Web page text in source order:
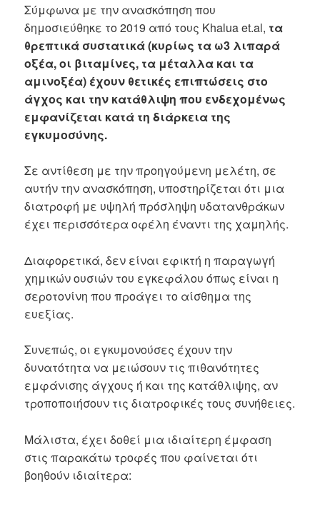
Σύμφωνα με την ανασκόπηση που
δημοσιεύθηκε το 2019 από τους Khalua et.al, τα
θρεπτικά συστατικά (κυρίως τα ω3 λιπαρά
οξέα, οι βιταμίνες, τα μέταλλα και τα
αμινοξέα) έχουν θετικές επιπτώσεις στο
άγχος και την κατάθλιψη που ενδεχομένως
εμφανίζεται κατά τη διάρκεια της
εγκυμοσύνης.
Σε αντίθεση με την προηγούμενη μελέτη, σε
αυτήν την ανασκόπηση, υποστηρίζεται ότι μια
διατροφή με υψηλή πρόσληψη υδατανθράκων
έχει περισσότερα οφέλη έναντι της χαμηλής.
Διαφορετικά, δεν είναι εφικτή η παραγωγή
χημικών ουσιών του εγκεφάλου όπως είναι η
σεροτονίνη που προάγει το αίσθημα της
ευεξίας.
Συνεπώς, οι εγκυμονούσες έχουν την
δυνατότητα να μειώσουν τις πιθανότητες
εμφάνισης άγχους ή και της κατάθλιψης, αν
τροποποιήσουν τις διατροφικές τους συνήθειες.
Μάλιστα, έχει δοθεί μια ιδιαίτερη έμφαση
στις παρακάτω τροφές που φαίνεται ότι
βοηθούν ιδιαίτερα: